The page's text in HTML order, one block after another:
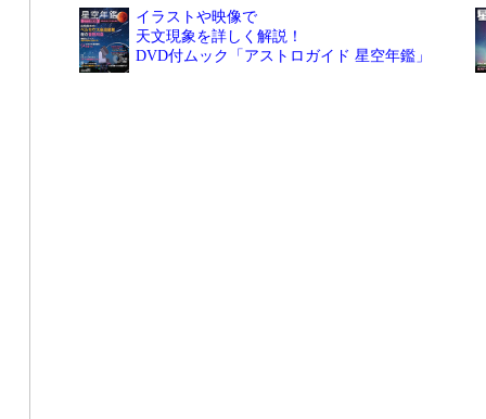
イラストや映像で
天文現象を詳しく解説！
DVD付ムック「アストロガイド 星空年鑑」